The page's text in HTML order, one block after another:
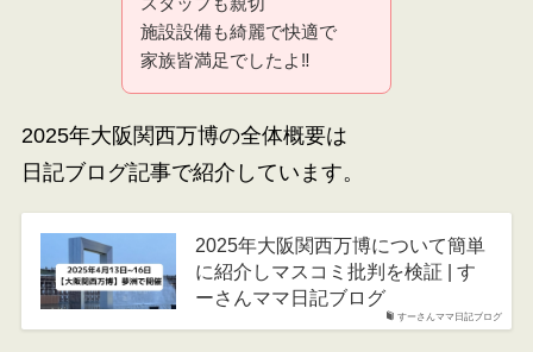
施設設備も綺麗で快適で
家族皆満足でしたよ‼
2025年大阪関西万博の全体概要は
日記ブログ記事で紹介しています。
すーさんママ日記ブログ
2025年大阪関西万博について簡単
に紹介しマスコミ批判を検証 | す
ーさんママ日記ブログ